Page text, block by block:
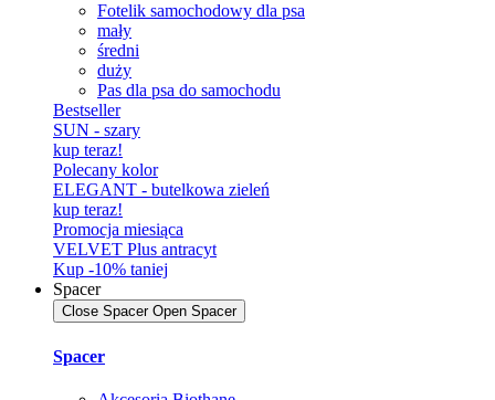
Fotelik samochodowy dla psa
mały
średni
duży
Pas dla psa do samochodu
Bestseller
SUN - szary
kup teraz!
Polecany kolor
ELEGANT - butelkowa zieleń
kup teraz!
Promocja miesiąca
VELVET Plus antracyt
Kup -10% taniej
Spacer
Close Spacer Open Spacer
Spacer